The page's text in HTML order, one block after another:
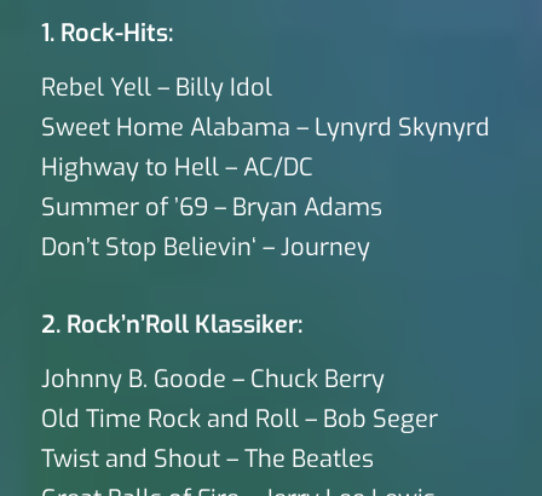
1. Rock-Hits:
Rebel Yell – Billy Idol
Sweet Home Alabama – Lynyrd Skynyrd
Highway to Hell – AC/DC
Summer of ’69 – Bryan Adams
Don’t Stop Believin‘ – Journey
2. Rock’n’Roll Klassiker:
Johnny B. Goode – Chuck Berry
Old Time Rock and Roll – Bob Seger
Twist and Shout – The Beatles